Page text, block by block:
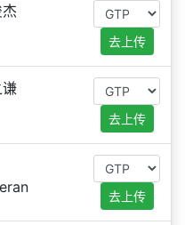
去上传
去上传
去上传